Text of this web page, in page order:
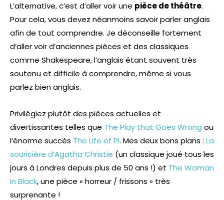
L’alternative, c’est d’aller voir une pièce de théâtre.
Pour cela, vous devez néanmoins savoir parler anglais
afin de tout comprendre. Je déconseille fortement
d’aller voir d’anciennes pièces et des classiques
comme Shakespeare, l’anglais étant souvent très
soutenu et difficile à comprendre, même si vous
parlez bien anglais.
Privilégiez plutôt des pièces actuelles et
divertissantes telles que The Play that Goes Wrong ou
l’énorme succès The Life of Pi. Mes deux bons plans : La
souricière d’Agatha Christie (un classique joué tous les
jours à Londres depuis plus de 50 ans !) et The Woman
in Black, une pièce « horreur / frissons » très
surprenante !